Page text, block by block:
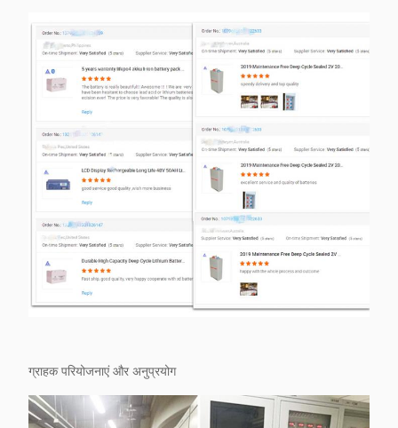
ग्राहक परियोजनाएं और अनुप्रयोग